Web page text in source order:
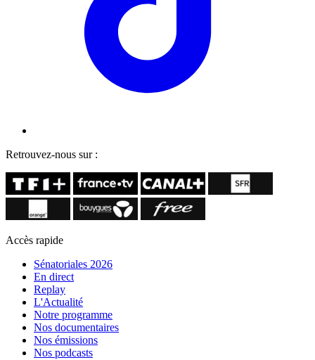
Retrouvez-nous sur :
Accès rapide
Sénatoriales 2026
En direct
Replay
L'Actualité
Notre programme
Nos documentaires
Nos émissions
Nos podcasts